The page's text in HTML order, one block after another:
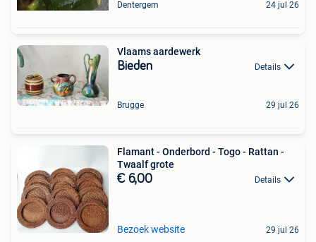
Dentergem 24 jul 26
Vlaams aardewerk
Bieden Details
Brugge 29 jul 26
Flamant - Onderbord - Togo - Rattan -
Twaalf grote
€ 6,00 Details
Bezoek website 29 jul 26